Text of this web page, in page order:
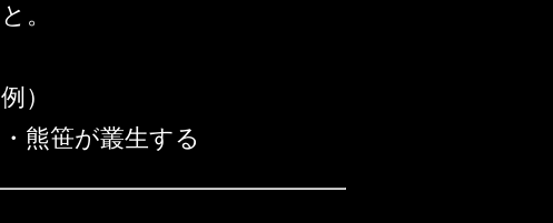
と。
例）
・熊笹が叢生する